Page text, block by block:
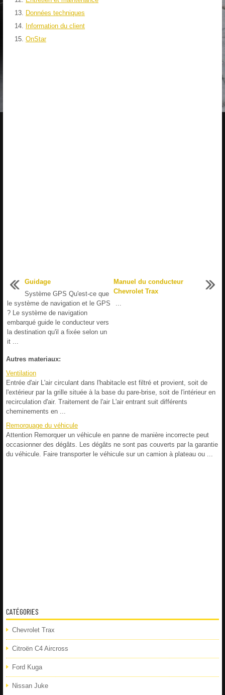
Données techniques
Information du client
OnStar
Guidage
Système GPS Qu'est-ce que
le système de navigation et le GPS
? Le système de navigation
embarqué guide le conducteur vers
la destination qu'il a fixée selon un
it ...
Manuel du conducteur
Chevrolet Trax
Autres materiaux:
Ventilation
Entrée d'air L'air circulant dans l'habitacle est filtré et provient, soit de
l'extérieur par la grille située à la base du pare-brise, soit de l'intérieur en
recirculation d'air. Traitement de l'air L'air entrant suit différents
cheminements en ...
Remorquage du véhicule
Attention Remorquer un véhicule en panne de manière incorrecte peut
occasionner des dégâts. Les dégâts ne sont pas couverts par la garantie
du véhicule. Faire transporter le véhicule sur un camion à plateau ou ...
CATÉGORIES
Chevrolet Trax
Citroën C4 Aircross
Ford Kuga
Nissan Juke